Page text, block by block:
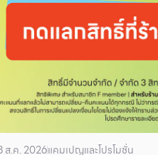
ส.ค. 2026แคมเปญและโปรโมชั่น